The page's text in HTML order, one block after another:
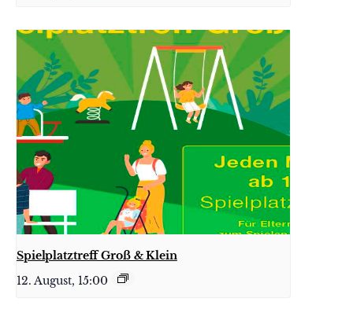
Spielplatztreff Groß & Klein
12. August, 15:00